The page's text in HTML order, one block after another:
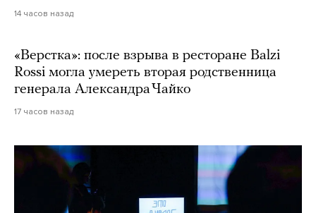
14 часов назад
«Верстка»: после взрыва в ресторане Balzi
Rossi могла умереть вторая родственница
генерала Александра Чайко
17 часов назад